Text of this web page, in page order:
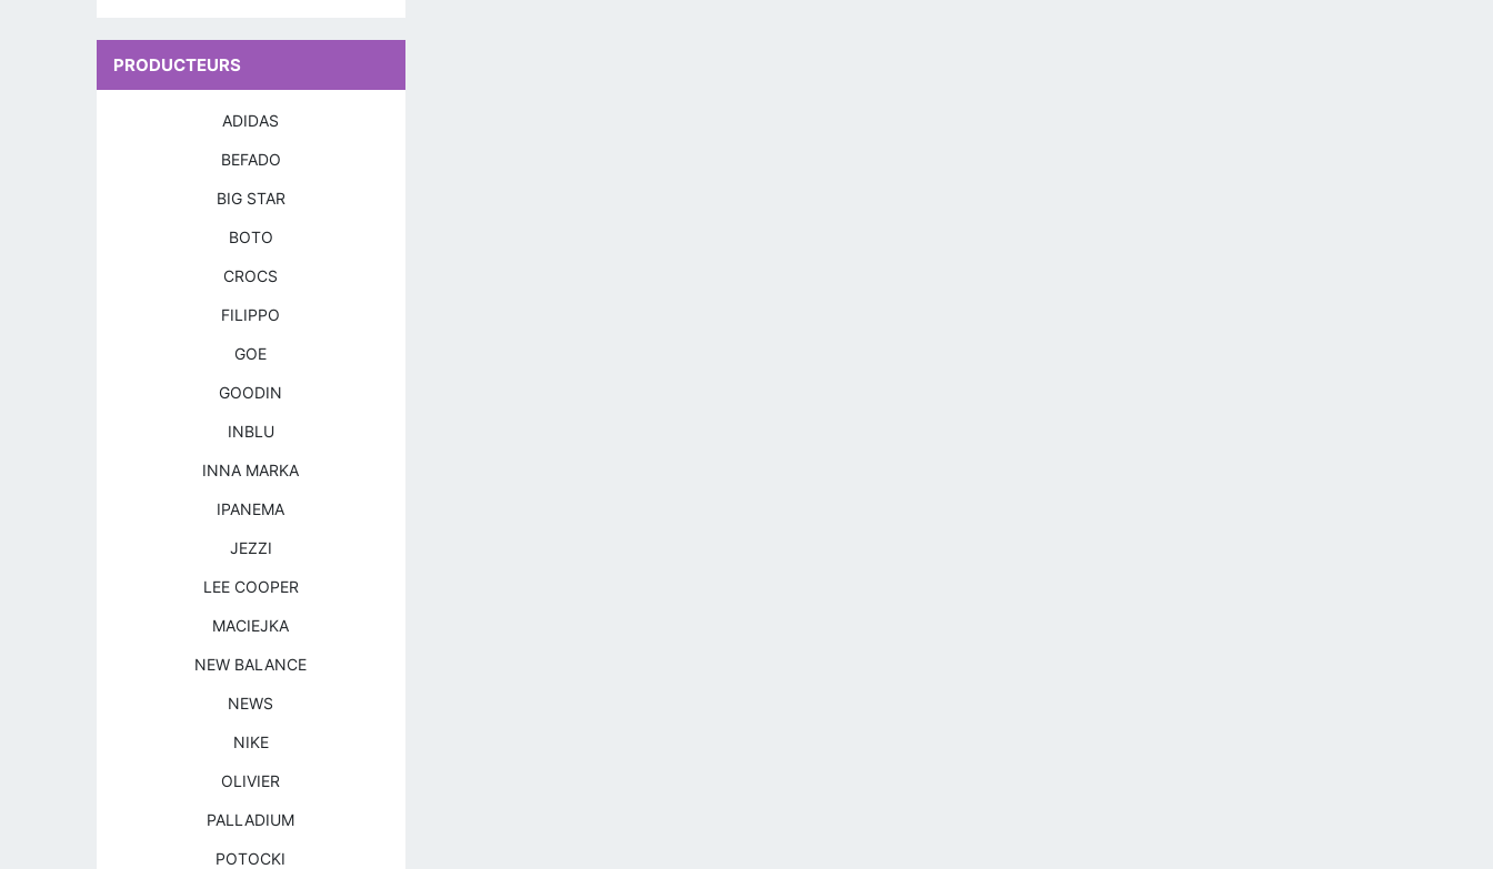
PRODUCTEURS
ADIDAS
BEFADO
BIG STAR
BOTO
CROCS
FILIPPO
GOE
GOODIN
INBLU
INNA MARKA
IPANEMA
JEZZI
LEE COOPER
MACIEJKA
NEW BALANCE
NEWS
NIKE
OLIVIER
PALLADIUM
POTOCKI